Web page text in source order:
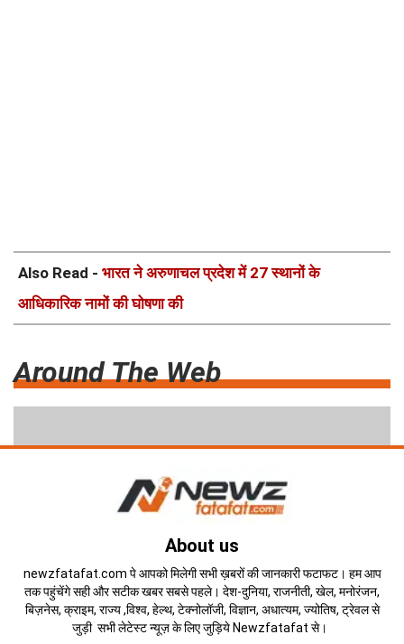
Also Read - भारत ने अरुणाचल प्रदेश में 27 स्थानों के
आधिकारिक नामों की घोषणा की
Around The Web
About us
newzfatafat.com पे आपको मिलेगी सभी ख़बरों की जानकारी फटाफट। हम आप
तक पहुंचेंगे सही और सटीक खबर सबसे पहले। देश-दुनिया, राजनीती, खेल, मनोरंजन,
बिज़नेस, क्राइम, राज्य ,विश्व, हेल्थ, टेक्नोलॉजी, विज्ञान, अधात्यम, ज्योतिष, ट्रेवल से
जुड़ी सभी लेटेस्ट न्यूज़ के लिए जुड़िये Newzfatafat से।